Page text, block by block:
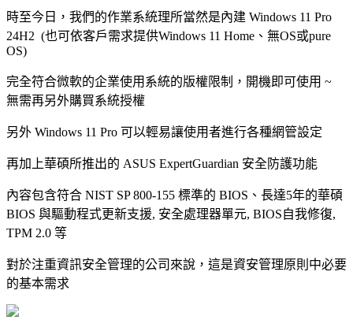
時至今日，我們的作業系統理所當然是內建 Windows 11 Pro
24H2 (也可依客戶需求提供Windows 11 Home、無OS或pure
OS)
完全符合微軟的企業使用系統的版權限制，開機即可使用 ~
無需再另外購買系統授權
另外 Windows 11 Pro 可以輕易讓使用者進行各種網管設定
再加上華碩所推出的 ASUS ExpertGuardian 安全防護功能
內容包含符合 NIST SP 800-155 標準的 BIOS、長達5年的華碩
BIOS 與驅動程式更新支援, 安全處理器單元, BIOS自我修復,
TPM 2.0 等
對於注重資訊安全管理的公司來說，這是資安管理原則中必要
的基本需求